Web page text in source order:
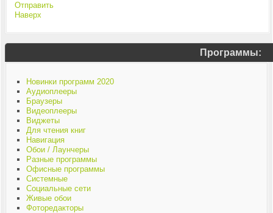
Отправить
Наверх
Программы:
Новинки программ 2020
Аудиоплееры
Браузеры
Видеоплееры
Виджеты
Для чтения книг
Навигация
Обои / Лаунчеры
Разные программы
Офисные программы
Системные
Социальные сети
Живые обои
Фоторедакторы